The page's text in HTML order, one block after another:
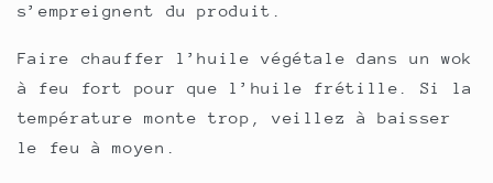
s’empreignent du produit.
Faire chauffer l’huile végétale dans un wok
à feu fort pour que l’huile frétille. Si la
température monte trop, veillez à baisser
le feu à moyen.